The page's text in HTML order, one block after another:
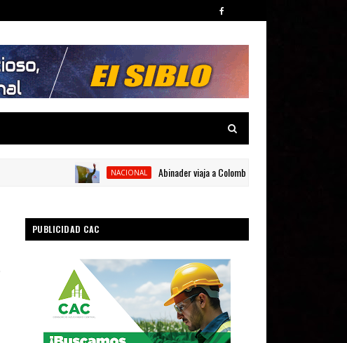
NACIONAL Abinader viaja a Colombia para participar en la toma de
PUBLICIDAD CAC